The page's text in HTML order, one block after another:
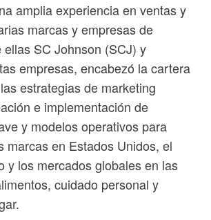
amplia experiencia en ventas y
marcas y empresas de
SC Johnson (SCJ) y
empresas, encabezó la cartera
estrategias de marketing
e implementación de
y modelos operativos para
marcas en Estados Unidos, el
y los mercados globales en las
cuidado personal y